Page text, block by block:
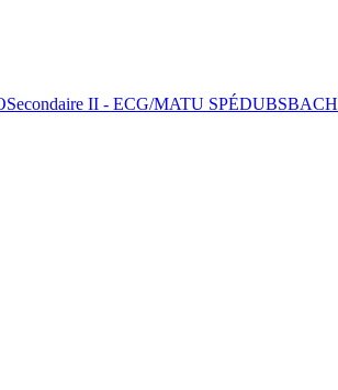
Secondaire II - ECG/MATU SPÉDUBS